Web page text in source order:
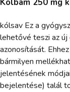
kólsav Ez a
lehetővé teszi az
azonosítását.
bármilyen
jelentésének
bejelentése) talál